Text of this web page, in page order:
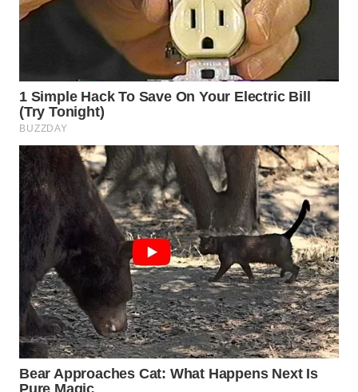
WN
CIANJUR
WN
KEPULAUAN
SERIBU
WN
TANGERANG
WN
BINJAI
WN
CIREBON